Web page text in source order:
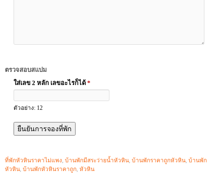
ตรวจสอบสแปม
ใส่เลข 2 หลัก เลขอะไรก็ได้ *
ตัวอย่าง: 12
ที่พักหัวหินราคาไม่แพง, บ้านพักมีสระว่ายน้ำหัวหิน, บ้านพักราคาถูกหัวหิน, บ้านพัก
หัวหิน, บ้านพักหัวหินราคาถูก, หัวหิน